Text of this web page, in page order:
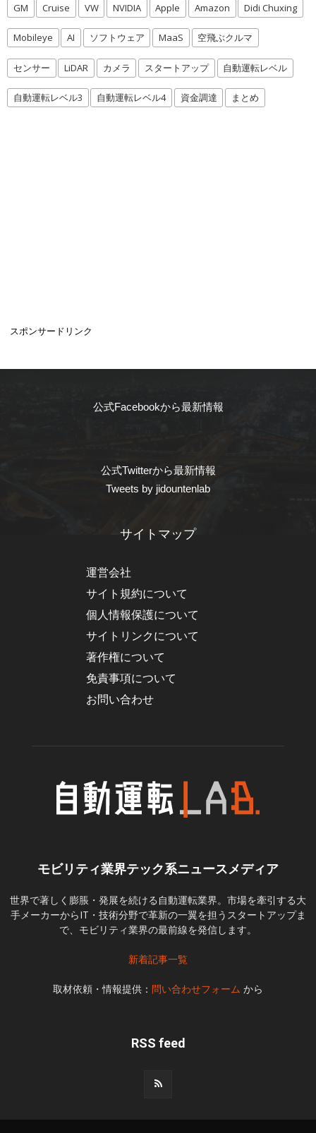
GM Cruise VW NVIDIA Apple Amazon Didi Chuxing
Mobileye AI ソフトウェア MaaS 空飛ぶクルマ
センサー LiDAR カメラ スタートアップ 自動運転レベル
自動運転レベル3 自動運転レベル4 資金調達 まとめ
スポンサードリンク
公式Facebookから最新情報
公式Twitterから最新情報
Tweets by jidountenlab
サイトマップ
運営会社
サイト規約について
個人情報保護について
サイトリンクについて
著作権について
免責事項について
お問い合わせ
モビリティ業界テック系ニュースメディア
世界で著しく膨脹・発展を続ける自動運転業界。市場を牽引する大
手メーカーからIT・技術分野で革新の一翼を担うスタートアップま
で、モビリティ業界の最前線を発信します。
新着記事一覧
取材依頼・情報提供： 問い合わせフォーム から
RSS feed